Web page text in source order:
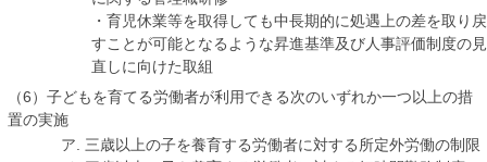
・育児休業等を取得しても中長期的に処遇上の差を取り戻
すことが可能となるような昇進基準及び人事評価制度の見
直しに向けた取組
（6）子どもを育てる労働者が利用できる次のいずれか一つ以上の措
置の実施
ア. 三歳以上の子を養育する労働者に対する所定外労働の制限